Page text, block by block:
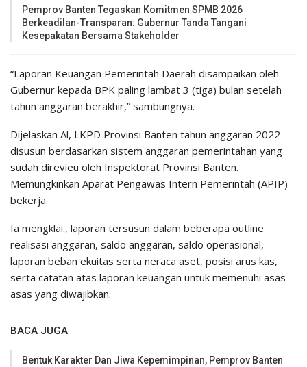
Pemprov Banten Tegaskan Komitmen SPMB 2026
Berkeadilan-Transparan: Gubernur Tanda Tangani
Kesepakatan Bersama Stakeholder
“Laporan Keuangan Pemerintah Daerah disampaikan oleh
Gubernur kepada BPK paling lambat 3 (tiga) bulan setelah
tahun anggaran berakhir,” sambungnya.
Dijelaskan Al, LKPD Provinsi Banten tahun anggaran 2022
disusun berdasarkan sistem anggaran pemerintahan yang
sudah direvieu oleh Inspektorat Provinsi Banten.
Memungkinkan Aparat Pengawas Intern Pemerintah (APIP)
bekerja.
Ia mengklai., laporan tersusun dalam beberapa outline
realisasi anggaran, saldo anggaran, saldo operasional,
laporan beban ekuitas serta neraca aset, posisi arus kas,
serta catatan atas laporan keuangan untuk memenuhi asas-
asas yang diwajibkan.
BACA JUGA
Bentuk Karakter Dan Jiwa Kepemimpinan, Pemprov Banten